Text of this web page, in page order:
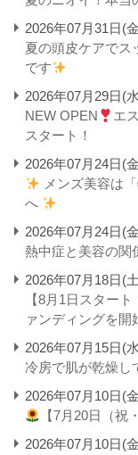
2026年07月31日(
夏の頭皮ケアでス
です
2026年07月29日(
NEW OPEN
エ
スタート！
2026年07月24日(
メンズ美容は
へ
2026年07月24日(
熱中症と美容の関
2026年07月18日(
【8月1日スター
ァンディングを開
2026年07月15日(
冷房で肌が乾燥し
2026年07月10日(
【7月20日（祝
2026年07月10日(